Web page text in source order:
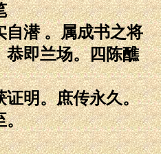
自潜 。属成书之将
恭即兰场。四陈醮
证明。庶传永久。
。